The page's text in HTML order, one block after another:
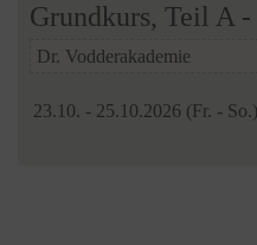
Grundkurs, Teil A -
Dr. Vodderakademie
23.10. - 25.10.2026 (Fr. - So.)